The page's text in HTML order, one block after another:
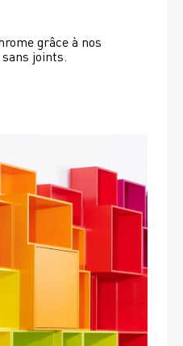
grâce à nos
joints.